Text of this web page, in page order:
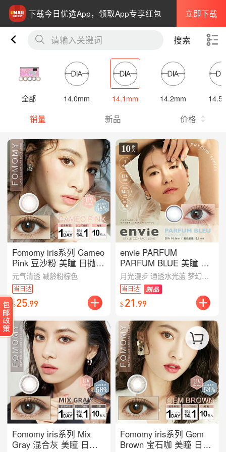
下载今日优选App，领取App专享红包 立即下载
请输入关键词 搜索
全部 14.0mm 14.1mm 14.2mm
销量 新品 价格
Fomomy iris系列 Cameo
Pink 豆沙粉 美瞳 日抛
10枚入/多规格可选
元气清透 减龄粉棕色
当日达
$25.99
Fomomy iris系列 Mix
Gray 混合灰 美瞳 日抛
envie PARFUM
PARFUM BLUE 美瞳 日
抛 10枚入/多规格可选月光漫步 通透水光蓝 梦幻轻混血感
当日达
$21.99
Fomomy iris系列 Gem
Brown 宝石咖 美瞳 日抛